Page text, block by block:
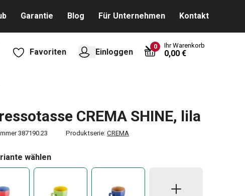
Garantie Blog Für Unternehmen Kontakt
Favoriten Einloggen
0 Ihr Warenkorb
0,00 €
CREMA SHINE, lila
387190.23 Produktserie: CREMA
wählen